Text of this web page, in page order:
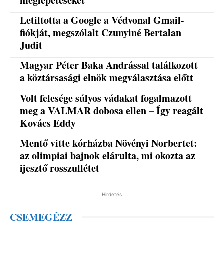
Letiltotta a Google a Védvonal Gmail-
fiókját, megszólalt Czunyiné Bertalan
Judit
Magyar Péter Baka Andrással találkozott
a köztársasági elnök megválasztása előtt
Volt felesége súlyos vádakat fogalmazott
meg a VALMAR dobosa ellen – Így reagált
Kovács Eddy
Mentő vitte kórházba Növényi Norbertet:
az olimpiai bajnok elárulta, mi okozta az
ijesztő rosszullétet
Hirdetés
CSEMEGÉZZ